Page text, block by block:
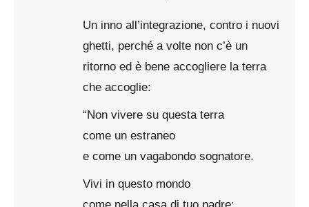
Un inno all’integrazione, contro i nuovi
ghetti, perché a volte non c’è un
ritorno ed è bene accogliere la terra
che accoglie:
“Non vivere su questa terra
come un estraneo
e come un vagabondo sognatore.
Vivi in questo mondo